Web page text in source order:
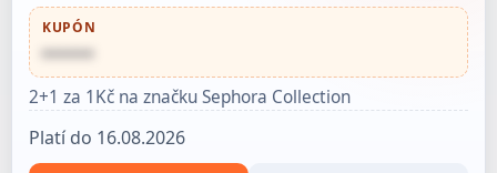
KUPÓN
••••••
2+1 za 1Kč na značku Sephora Collection
Platí do 16.08.2026